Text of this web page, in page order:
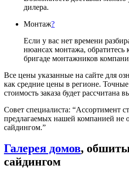
дилера.
Монтаж?
Если у вас нет времени
нюансах монтажа, обратитесь
бригаде монтажников
Все цены указанные на сайте для
как средние цены в регионе.
стоимость заказа будет
Совет специалиста: “Ассортимент
предлагаемых нашей компанией не
сайдингом.”
Галерея домов,
сайдингом